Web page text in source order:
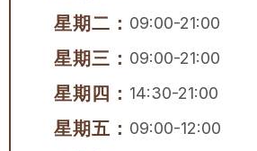
星期二： 09:00-21:00
星期三： 09:00-21:00
星期四： 14:30-21:00
星期五： 09:00-12:00